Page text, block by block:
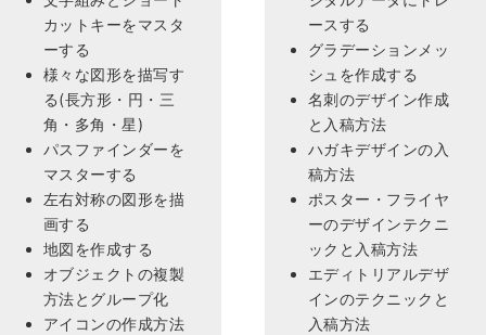
カットキーをマスタ
ーする
様々な図形を描写す
る(長方形・円・三
角・多角・星)
パスファインダーを
マスターする
左右対称の図形を描
画する
地図を作成する
オブジェクトの複製
方法とグループ化
アイコンの作成方法
ースする
グラデーションメッ
シュを作成する
名刺のデザイン作成
と入稿方法
ハガキデザインの入
稿方法
ポスター・フライヤ
ーのデザインテクニ
ックと入稿方法
エディトリアルデザ
インのテクニックと
入稿方法